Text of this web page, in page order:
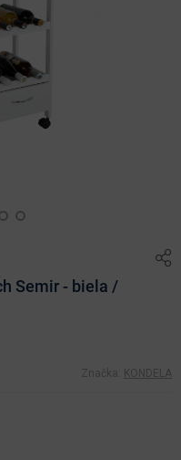
Semir - biela /
Značka: KONDELA